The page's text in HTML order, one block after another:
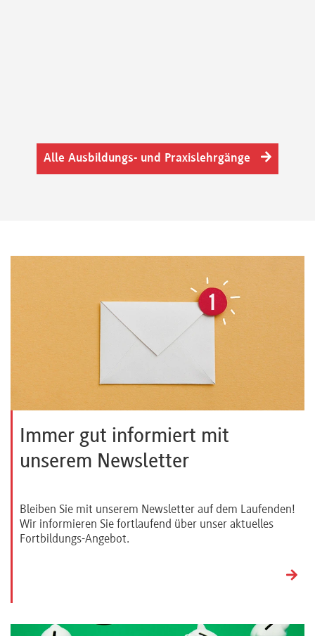
Alle Ausbildungs- und Praxislehrgänge
Immer gut informiert mit
unserem Newsletter
Bleiben Sie mit unserem Newsletter auf dem Laufenden!
Wir informieren Sie fortlaufend über unser aktuelles
Fortbildungs-Angebot.